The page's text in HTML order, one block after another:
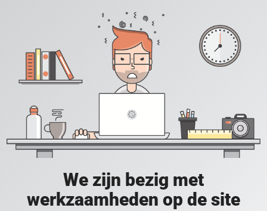
We zijn bezig met
werkzaamheden op de site